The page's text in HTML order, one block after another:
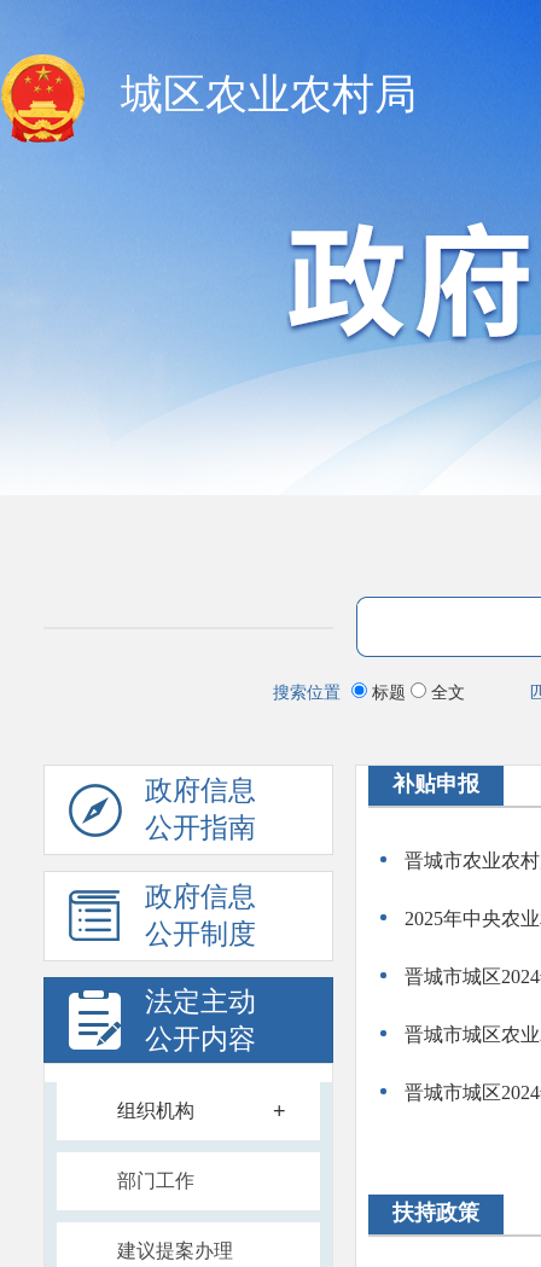
城区农业农村局
搜索位置 标题 全文
政府信息
公开指南
政府信息
公开制度
法定主动
公开内容
组织机构 +
部门工作
建议提案办理
补贴申报
晋城市农业农
2025年中央农
晋城市城区
晋城市城区
扶持政策